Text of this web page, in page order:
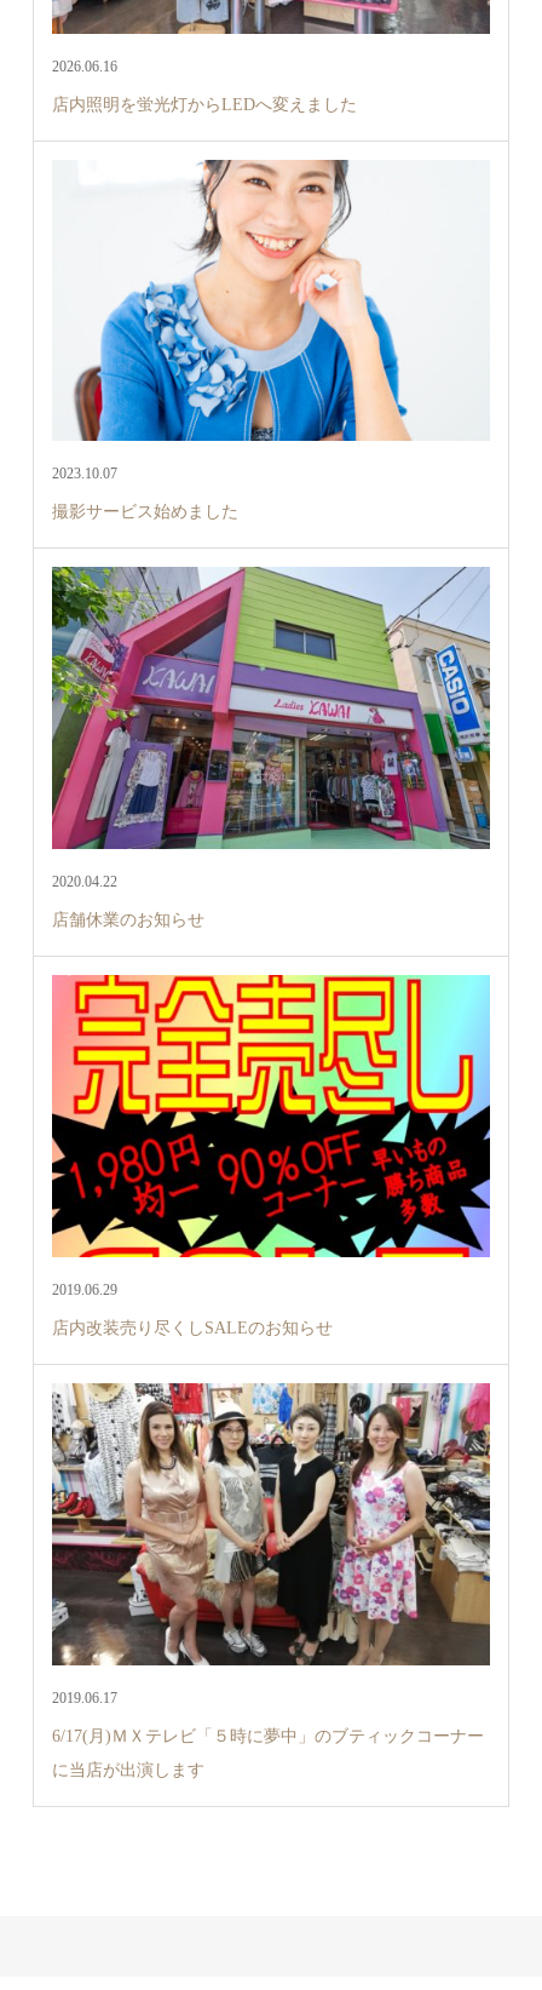
2026.06.16
店内照明を蛍光灯からLEDへ変えました
2023.10.07
撮影サービス始めました
2020.04.22
店舗休業のお知らせ
2019.06.29
店内改装売り尽くしSALEのお知らせ
2019.06.17
6/17(月)ＭＸテレビ「５時に夢中」のブティックコーナー
に当店が出演します